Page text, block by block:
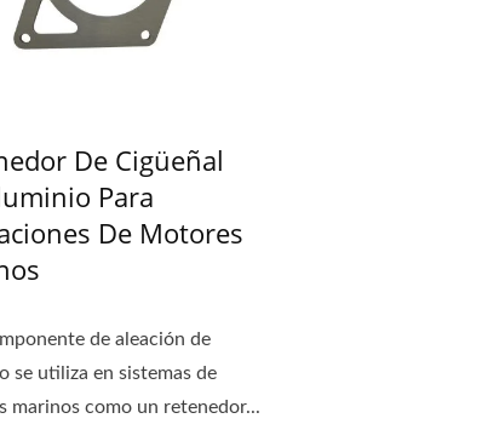
De Cigüeñal
Para
De Motores
de aleación de
se utiliza en sistemas de
marinos como un retenedor...